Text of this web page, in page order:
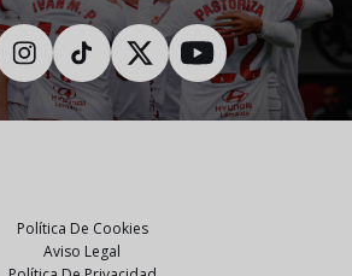
Política De Cookies
Aviso Legal